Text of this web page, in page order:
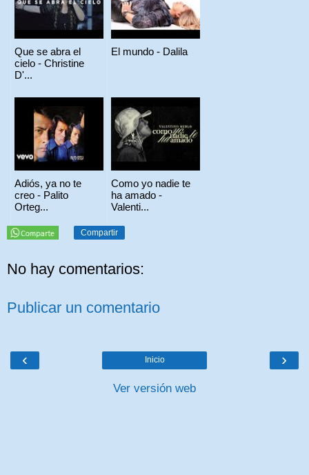
Que se abra el
cielo - Christine
D'...
El mundo - Dalila
Adiós, ya no te
creo - Palito
Orteg...
Como yo nadie te
ha amado -
Valenti...
Compartir
No hay comentarios:
Publicar un comentario
‹ ›
Inicio
Ver versión web